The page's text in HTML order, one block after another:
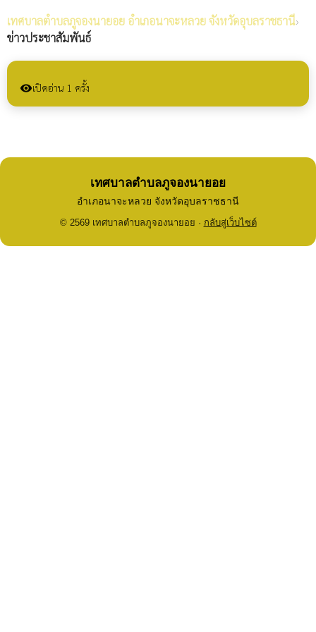
เทศบาลตำบลภูจองนายอย อำเภอนาจะหลวย จังหวัดอุบลราชธานี›
ข่าวประชาสัมพันธ์
visibilityเปิดอ่าน 1 ครั้ง
เทศบาลตำบลภูจองนายอย
อำเภอนาจะหลวย จังหวัดอุบลราชธานี
© 2569 เทศบาลตำบลภูจองนายอย · กลับสู่เว็บไซต์